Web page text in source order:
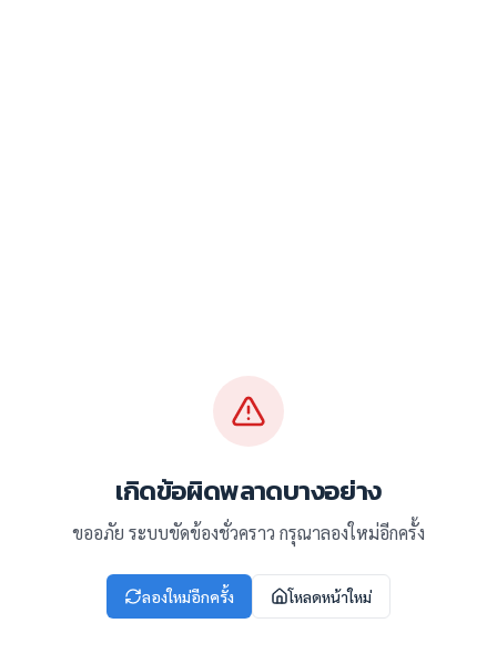
เกิดข้อผิดพลาดบางอย่าง
ขออภัย ระบบขัดข้องชั่วคราว กรุณาลองใหม่อีกครั้ง
ลองใหม่อีกครั้ง โหลดหน้าใหม่